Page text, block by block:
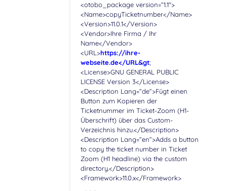
<otobo_package version=“1.1″>
<Name>copyTicketnumber</Name>
<Version>11.0.1</Version>
<Vendor>Ihre Firma / Ihr
Name</Vendor>
<URL>https://ihre-
webseite.de</URL&gt;
<License>GNU GENERAL PUBLIC
LICENSE Version 3</License>
<Description Lang=“de“>Fügt einen
Button zum Kopieren der
Ticketnummer im Ticket-Zoom (H1-
Überschrift) über das Custom-
Verzeichnis hinzu.</Description>
<Description Lang=“en“>Adds a button
to copy the ticket number in Ticket
Zoom (H1 headline) via the custom
directory.</Description>
<Framework>11.0.x</Framework>